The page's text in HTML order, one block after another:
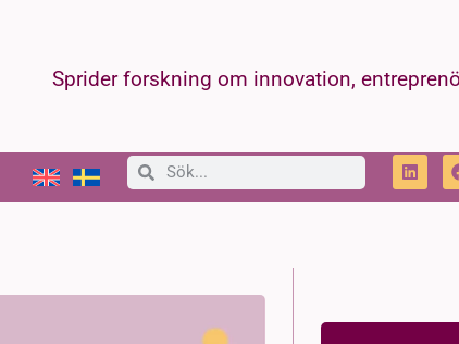
Sprider forskning om innovation,